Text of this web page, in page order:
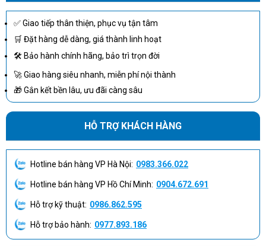
Nửa tải (3000 W)
Đầy tải (6000 W) 3.5 phút
Cổng giao tiếp
DB9 RS232
Hỗ trợ Windows
2000/2003/XP/Vista/2008/7/8, Linux,
Unix, and MAC
minh
Mini Slot
Bảng điều khiển và
cảnh báo âm thanh
Màn hình hiển thị đa chức năng, cảnh
yếu/quá tải.
Cắt nguồn khẩn
(EPO)
✅ Giao tiếp thân thiện, phục vụ tận tâm
🛒 Đặt hàng dễ dàng, giá thành linh hoạt
🛠 Bảo hành chính hãng, bảo trì trọn đời
🚀 Giao hàng siêu nhanh, miễn phí nội thành
🎁 Gắn kết bền lâu, ưu đãi càng sâu
HỖ TRỢ KHÁCH HÀNG
Hotline bán hàng VP Hà Nội: 0983.366.022
Hotline bán hàng VP Hồ Chí Minh: 0904.672.691
Hỗ trợ kỹ thuật: 0986.862.595
Hỗ trợ bảo hành: 0977.893.186